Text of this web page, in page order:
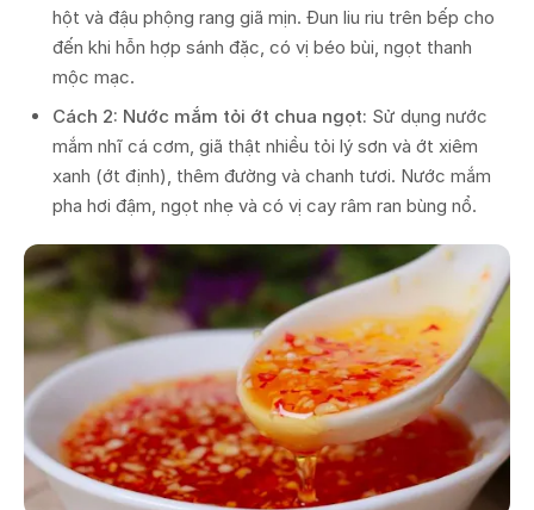
hột và đậu phộng rang giã mịn. Đun liu riu trên bếp cho
đến khi hỗn hợp sánh đặc, có vị béo bùi, ngọt thanh
mộc mạc.
Cách 2: Nước mắm tỏi ớt chua ngọt: Sử dụng nước
mắm nhĩ cá cơm, giã thật nhiều tỏi lý sơn và ớt xiêm
xanh (ớt định), thêm đường và chanh tươi. Nước mắm
pha hơi đậm, ngọt nhẹ và có vị cay râm ran bùng nổ.